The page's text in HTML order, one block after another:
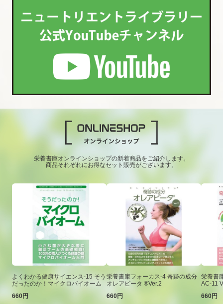
栄養書庫オンラインショップの新着商品をご紹介します。
商品それぞれにお得なセット販売がございます。
よくわかる健康サイエンス-15 そう
だったのか！マイクロバイオーム
660円
栄養書庫フォーカス-4 奇跡の成分
オレアビータ ®Ver.2
660円
栄養書
AC-11
660円